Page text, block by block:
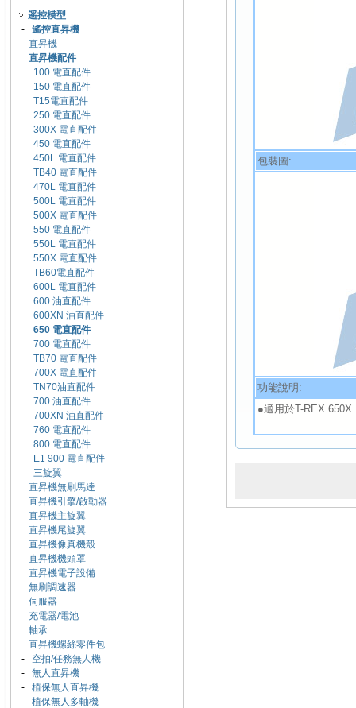
遥控模型
- 遙控直昇機
直昇機
直昇機配件
100 電直配件
150 電直配件
T15電直配件
250 電直配件
300X 電直配件
450 電直配件
450L 電直配件
TB40 電直配件
470L 電直配件
500L 電直配件
500X 電直配件
550 電直配件
550L 電直配件
550X 電直配件
TB60電直配件
600L 電直配件
600 油直配件
600XN 油直配件
650 電直配件
700 電直配件
TB70 電直配件
700X 電直配件
TN70油直配件
700 油直配件
700XN 油直配件
760 電直配件
800 電直配件
E1 900 電直配件
三旋翼
直昇機無刷馬達
直昇機引擎/啟動器
直昇機主旋翼
直昇機尾旋翼
直昇機像真機殼
直昇機機頭罩
直昇機電子設備
無刷調速器
伺服器
充電器/電池
軸承
直昇機螺絲零件包
- 空拍/任務無人機
- 無人直昇機
- 植保無人直昇機
- 植保無人多軸機
包裝圖:
功能說明:
●適用於T-REX 650X